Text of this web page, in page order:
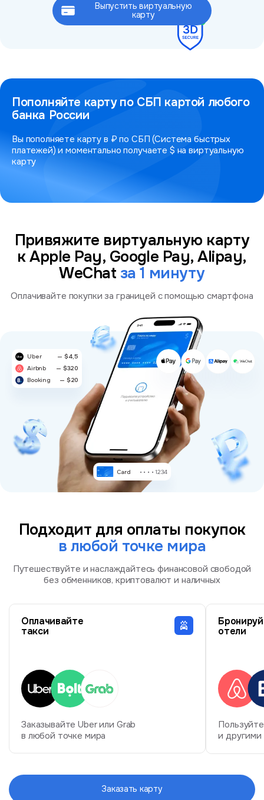
Это займёт не более 2 минут
Выпустить виртуальную
карту
Пополняйте карту по СБП картой любого
банка России
Вы пополняете карту в ₽ по СБП (Система быстрых
платежей) и моментально получаете $ на виртуальную
карту
Привяжите виртуальную карту
к Apple Pay, Google Pay, Alipay,
WeChat за 1 минуту
Оплачивайте покупки за границей с помощью смартфона
Uber
— $4,5
Airbnb
— $320
Booking
— $20
Card
Подходит для оплаты покупок
в любой точке мира
Путешествуйте и наслаждайтесь финансовой свободой
без обменников, криптовалют и наличных
Оплачивайте
такси
Заказывайте Uber или Grab
в любой точке мира
отели
и другими
Заказать карту